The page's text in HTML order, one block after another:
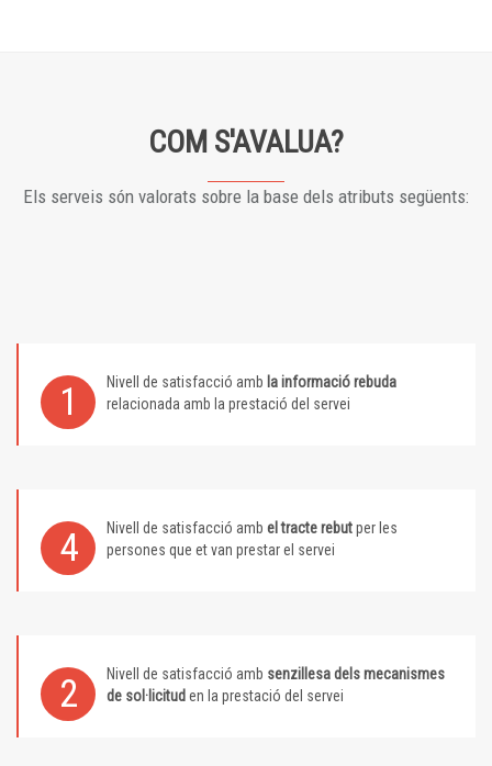
COM S'AVALUA?
Els serveis són valorats sobre la base dels atributs següents:
1 Nivell de satisfacció amb la informació rebuda
relacionada amb la prestació del servei
4 Nivell de satisfacció amb el tracte rebutper les
persones que et van prestar el servei
2 Nivell de satisfacció amb senzillesa dels mecanismes
de sol·licitud en la prestació del servei